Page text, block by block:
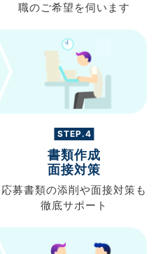
職のご希望を伺います
STEP.4
書類作成
面接対策
応募書類の添削や面接対策も
徹底サポート